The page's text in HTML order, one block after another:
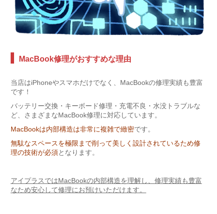
MacBook修理がおすすめな理由
当店はiPhoneやスマホだけでなく、MacBookの修理実績も豊富
です！
バッテリー交換・キーボード修理・充電不良・水没トラブルな
ど、さまざまなMacBook修理に対応しています。
MacBookは内部構造は非常に複雑で緻密です。
無駄なスペースを極限まで削って美しく設計されているため修
理の技術が必須となります。
アイプラスではMacBookの内部構造を理解し、修理実績も豊富
なため安心して修理にお預けいただけます。